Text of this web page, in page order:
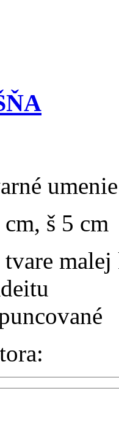
umenie
š 5 cm